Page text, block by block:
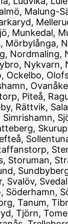
Malung-
Munkedal,
Mörbylånga,
Nordmaling,
Nykvarn,
Ockelbo,
Piteå,
Rättvik,
Storuman,
Svalöv,
Söderhamn,
Tanum,
Tjörn,